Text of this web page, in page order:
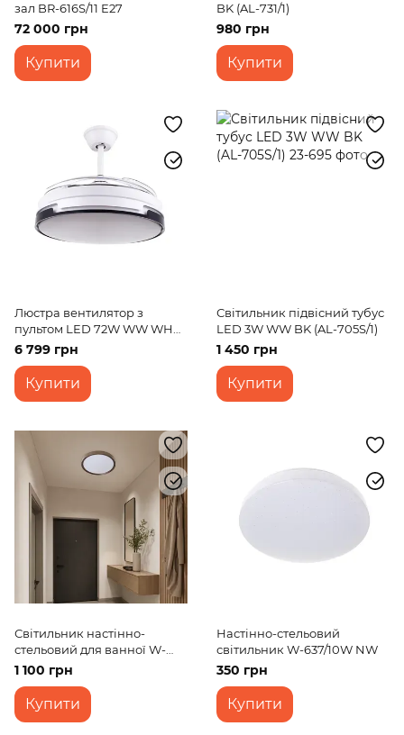
зал BR-616S/11 E27
72 000 грн
Купити
BK (AL-731/1)
980 грн
Купити
Люстра вентилятор з
пультом LED 72W WW WH
(BKL-903S/2)
6 799 грн
Купити
Світильник підвісний тубус
LED 3W WW BK (AL-705S/1)
1 450 грн
Купити
Світильник настінно-
стельовий для ванної W-
629/20W NW
1 100 грн
Купити
Настінно-стельовий
світильник W-637/10W NW
350 грн
Купити